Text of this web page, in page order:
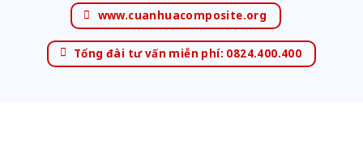
www.cuanhuacomposite.org
Tổng đài tư vấn miễn phí: 0824.400.400